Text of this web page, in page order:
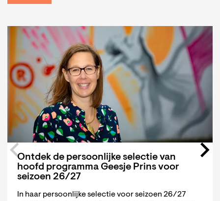
Ontdek de persoonlijke selectie van
hoofd programma Geesje Prins voor
seizoen 26/27
In haar persoonlijke selectie voor seizoen 26/27